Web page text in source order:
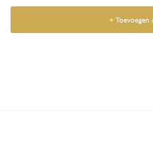
+ Toevoegen